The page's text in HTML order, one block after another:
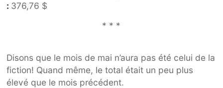
: 376,76 $
* * *
Disons que le mois de mai n’aura pas été celui de la
fiction! Quand même, le total était un peu plus
élevé que le mois précédent.